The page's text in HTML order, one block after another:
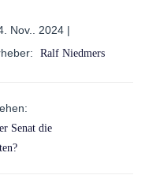
Nov.. 2024 |
Ralf Niedmers
Senat die